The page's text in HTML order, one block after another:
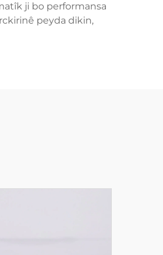
ji bo performansa
peyda dikin,